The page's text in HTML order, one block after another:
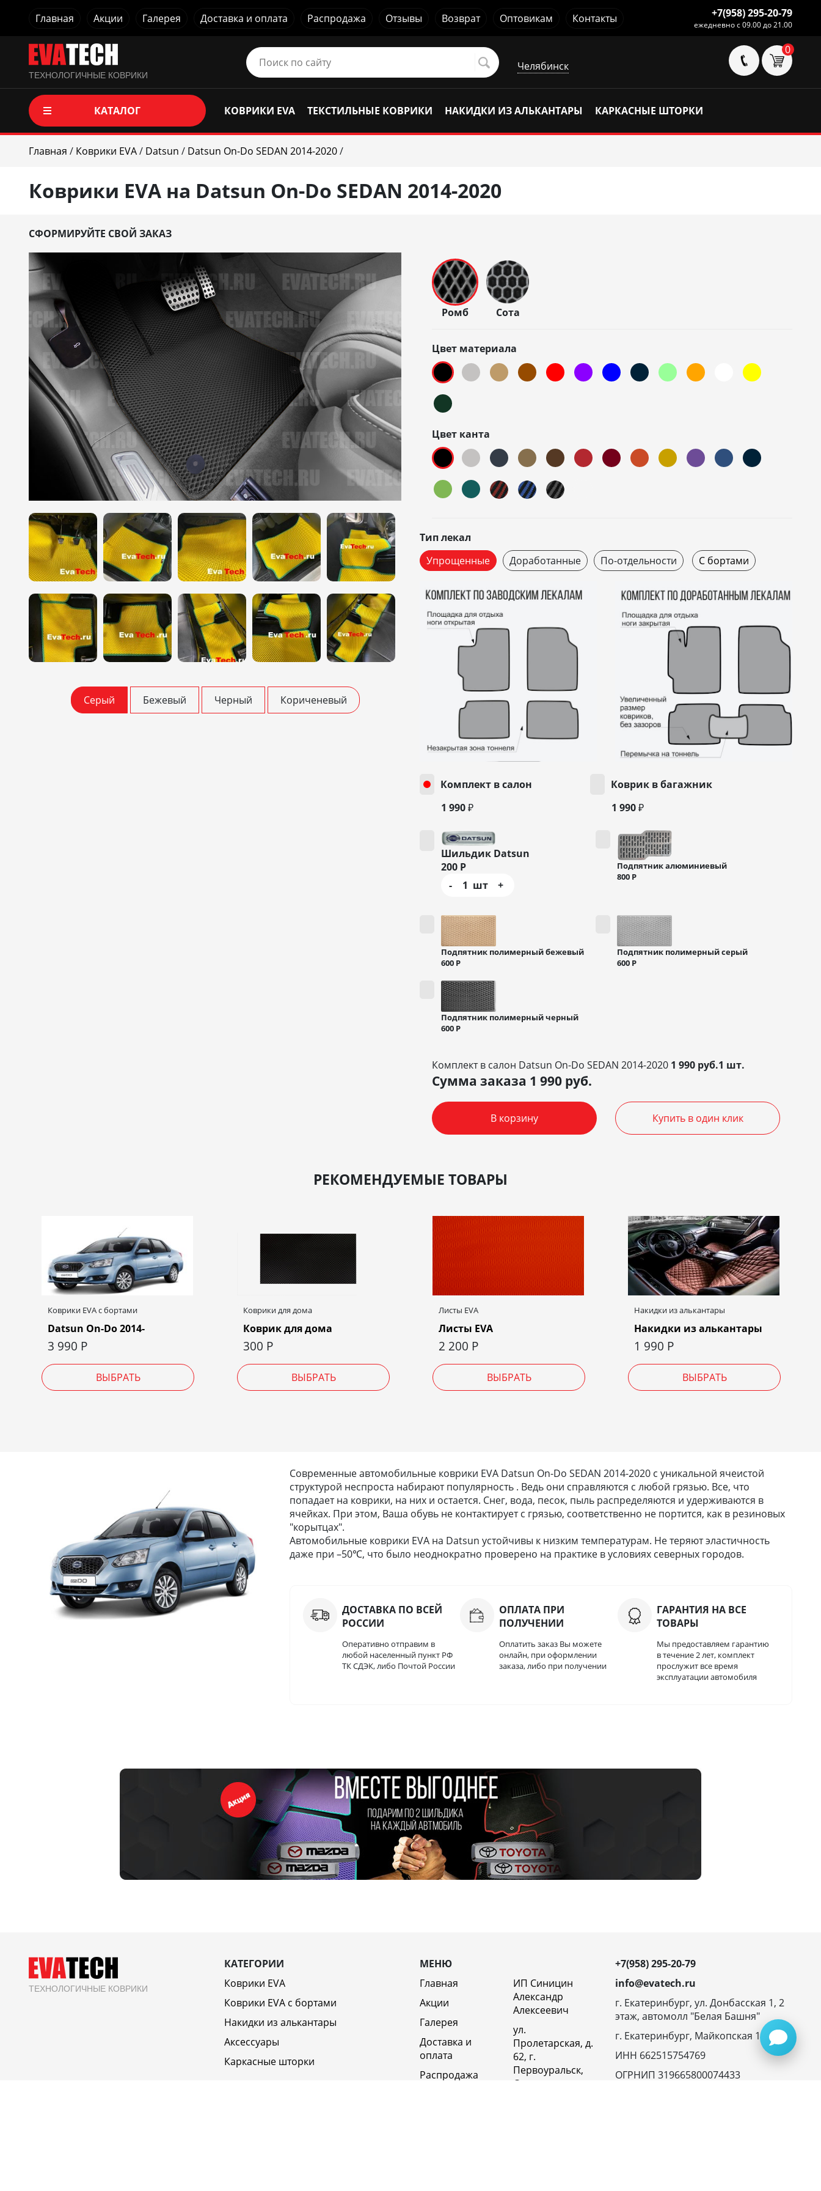
Главная Акции Галерея Доставка и оплата Распродажа Отзывы Возврат Оптовикам Контакты +7(958) 295-20-79
ежедневно с 09.00 до 21.00
ТЕХНОЛОГИЧНЫЕ КОВРИКИ
Челябинск
0
КАТАЛОГ КОВРИКИ EVA ТЕКСТИЛЬНЫЕ КОВРИКИ НАКИДКИ ИЗ АЛЬКАНТАРЫ КАРКАСНЫЕ ШТОРКИ
Главная / Коврики EVA/ Datsun / Datsun On-Do SEDAN 2014-2020/
Коврики EVA на Datsun On-Do SEDAN 2014-2020
СФОРМИРУЙТЕ СВОЙ ЗАКАЗ
Серый Бежевый Черный Кориченевый
Ромб Сота
Цвет материала
Цвет канта
Тип лекал
Упрощенные
Доработанные По-отдельности С бортами
Комплект в салон
1 990 ₽
Коврик в багажник
1 990 ₽
Шильдик Datsun
200 Р
-
1 шт +
Подпятник алюминиевый
800 Р
Подпятник полимерный бежевый
600 Р
Подпятник полимерный серый
600 Р
Подпятник полимерный черный
600 Р
Комплект в салон Datsun On-Do SEDAN 2014-2020 1 990 руб.1 шт.
Сумма заказа 1 990 руб.
В корзину Купить в один клик
РЕКОМЕНДУЕМЫЕ ТОВАРЫ
Коврики EVA c бортами
Datsun On-Do 2014-
3 990 Р
ВЫБРАТЬ
Коврики для дома
Коврик для дома
300 Р
ВЫБРАТЬ
Листы EVA
Листы EVA
2 200 Р
ВЫБРАТЬ
Накидки из алькантары
Накидки из алькантары
1 990 Р
ВЫБРАТЬ
Современные автомобильные коврики EVA Datsun On-Do SEDAN 2014-2020 с уникальной ячеистой
структурой неспроста набирают популярность . Ведь они справляются с любой грязью. Все, что
попадает на коврики, на них и остается. Снег, вода, песок, пыль распределяются и удерживаются в
ячейках. При этом, Ваша обувь не контактирует с грязью, соответственно не портится, как в резиновых
"корытцах".
Автомобильные коврики EVA на Datsun устойчивы к низким температурам. Не теряют эластичность
даже при –50℃, что было неоднократно проверено на практике в условиях северных городов.
ДОСТАВКА ПО ВСЕЙ
РОССИИ
Оперативно отправим в
любой населенный пункт РФ
ТК СДЭК, либо Почтой России
ОПЛАТА ПРИ
ПОЛУЧЕНИИ
Оплатить заказ Вы можете
онлайн, при оформлении
заказа, либо при получении
ГАРАНТИЯ НА ВСЕ
ТОВАРЫ
Мы предоставляем гарантию
в течение 2 лет, комплект
прослужит все время
эксплуатации автомобиля
ТЕХНОЛОГИЧНЫЕ КОВРИКИ
КАТЕГОРИИ
Коврики EVA
Коврики EVA c бортами
Накидки из алькантары
Аксессуары
Каркасные шторки
МЕНЮ
Главная
Акции
Галерея
Доставка и
оплата
Распродажа
ИП Синицин
Александр
Алексеевич
ул.
Пролетарская, д.
62, г.
Первоуральск,
Свердловская
+7(958) 295-20-79
info@evatech.ru
г. Екатеринбург, ул. Донбасская 1, 2
этаж, автомолл "Белая Башня"
г. Екатеринбург, Майкопская 10
ИНН 662515754769
ОГРНИП 319665800074433